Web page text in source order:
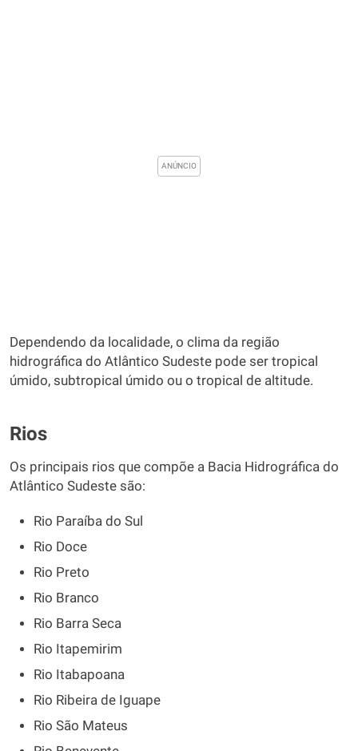
Dependendo da localidade, o clima da região
hidrográfica do Atlântico Sudeste pode ser tropical
úmido, subtropical úmido ou o tropical de altitude.
Rios
Os principais rios que compõe a Bacia Hidrográfica do
Atlântico Sudeste são:
Rio Paraíba do Sul
Rio Doce
Rio Preto
Rio Branco
Rio Barra Seca
Rio Itapemirim
Rio Itabapoana
Rio Ribeira de Iguape
Rio São Mateus